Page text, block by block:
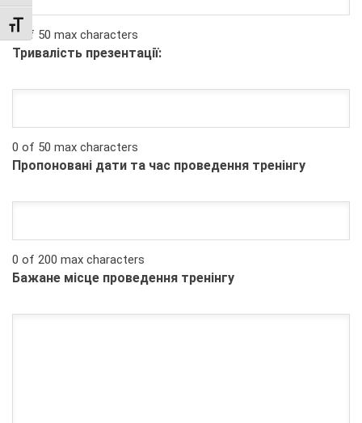
TOGGLE FONT SIZE
0 of 50 max characters
Тривалість презентації:
0 of 50 max characters
Пропоновані дати та час проведення тренінгу
0 of 200 max characters
Бажане місце проведення тренінгу